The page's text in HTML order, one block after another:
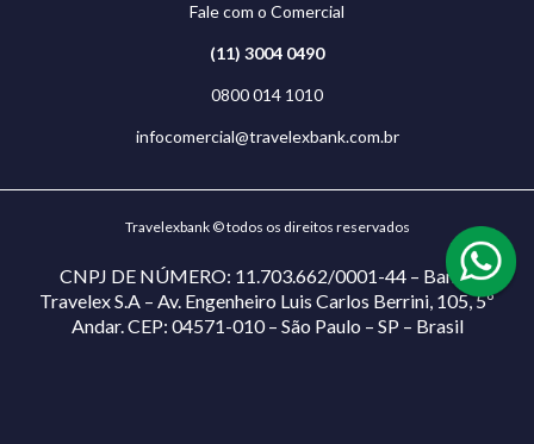
Fale com o Comercial
(11) 3004 0490
0800 014 1010
infocomercial@travelexbank.com.br
Travelexbank © todos os direitos reservados
CNPJ DE NÚMERO: 11.703.662/0001-44 – Banco
Travelex S.A – Av. Engenheiro Luis Carlos Berrini, 105, 5º
Andar. CEP: 04571-010 – São Paulo – SP – Brasil